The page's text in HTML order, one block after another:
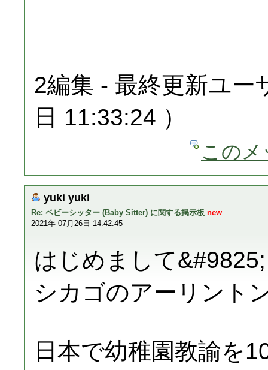
2編集 - 最終更新ユー
日 11:33:24 ）
この
yuki yuki
Re: ベビーシッター (Baby Sitter) に関する掲示板 new
2021年 07月26日 14:42:45
はじめまして&#9825;
シカゴのアーリント
日本で幼稚園教諭を